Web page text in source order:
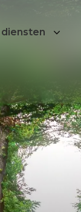
diensten